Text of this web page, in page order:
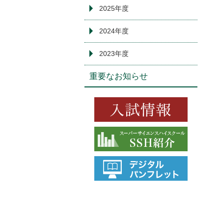
2025年度
2024年度
2023年度
重要なお知らせ